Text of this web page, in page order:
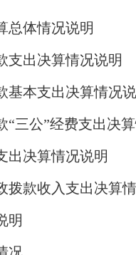
总体情况说明
支出决算情况说明
基本支出决算情况
三公”经费支出决
出决算情况说明
拨款收入支出决算
明